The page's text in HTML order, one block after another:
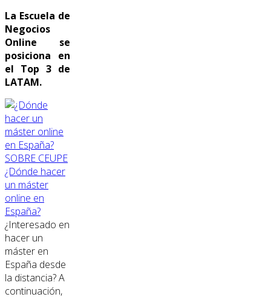
La Escuela de
Negocios
Online se
posiciona en
el Top 3 de
LATAM.
SOBRE CEUPE
¿Dónde hacer
un máster
online en
España?
¿Interesado en
hacer un
máster en
España desde
la distancia? A
continuación,